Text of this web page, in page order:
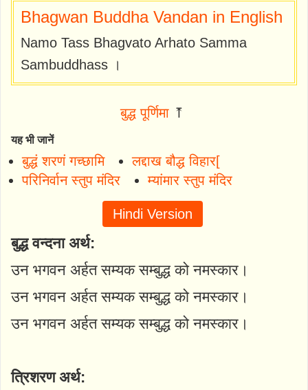
Bhagwan Buddha Vandan in English
Namo Tass Bhagvato Arhato Samma
Sambuddhass ।
बुद्ध पूर्णिमा ⤒
यह भी जानें
बुद्धं शरणं गच्छामि
लद्दाख बौद्ध विहार[
परिनिर्वान स्तुप मंदिर
म्यांमार स्तुप मंदिर
Hindi Version
बुद्ध वन्दना अर्थ:
उन भगवन अर्हत सम्यक सम्बुद्ध को नमस्कार।
उन भगवन अर्हत सम्यक सम्बुद्ध को नमस्कार।
उन भगवन अर्हत सम्यक सम्बुद्ध को नमस्कार।
त्रिशरण अर्थ: